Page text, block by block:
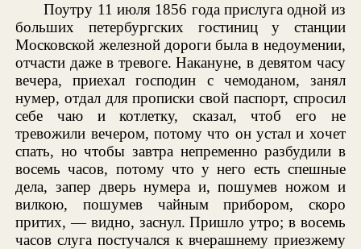
Поутру 11 июля 1856 года прислуга одной из
больших петербургских гостиниц у станции
Московской железной дороги была в недоумении,
отчасти даже в тревоге. Накануне, в девятом часу
вечера, приехал господин с чемоданом, занял
нумер, отдал для прописки свой паспорт, спросил
себе чаю и котлетку, сказал, чтоб его не
тревожили вечером, потому что он устал и хочет
спать, но чтобы завтра непременно разбудили в
восемь часов, потому что у него есть спешные
дела, запер дверь нумера и, пошумев ножом и
вилкою, пошумев чайным прибором, скоро
притих, — видно, заснул. Пришло утро; в восемь
часов слуга постучался к вчерашнему приезжему